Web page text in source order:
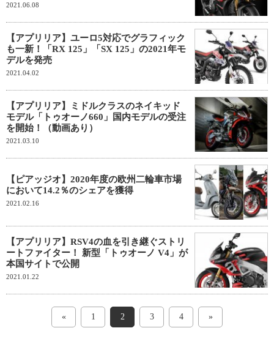
2021.06.08
【アプリリア】ユーロ5対応でグラフィック
も一新！「RX 125」「SX 125」の2021年モ
デルを発売
2021.04.02
【アプリリア】ミドルクラスのネイキッド
モデル「トゥオーノ660」国内モデルの受注
を開始！（動画あり）
2021.03.10
【ピアッジオ】2020年度の欧州二輪車市場
において14.2％のシェアを獲得
2021.02.16
【アプリリア】RSV4の血を引き継ぐストリ
ートファイター！ 新型「トゥオーノ V4」が
本国サイトで公開
2021.01.22
« 1 2 3 4 »